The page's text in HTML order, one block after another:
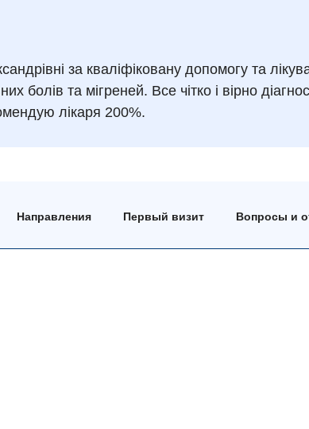
за кваліфіковану допомогу та
болів та мігреней. Все чітко і вірно
лікаря 200%.
Направления Первый визит Вопросы и